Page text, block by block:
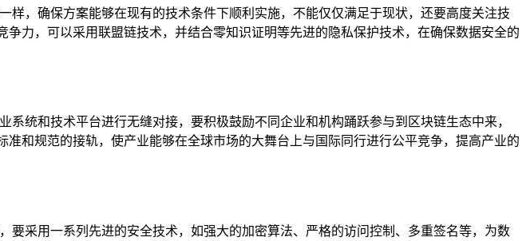
，确保方案能够在现有的技术条件下顺利实施，不能仅仅满足于现状，还要高度关注技
力，可以采用联盟链技术，并结合零知识证明等先进的隐私保护技术，在确保数据安全的
统和技术平台进行无缝对接，要积极鼓励不同企业和机构踊跃参与到区块链生态中来，
和规范的接轨，使产业能够在全球市场的大舞台上与国际同行进行公平竞争，提高产业的
采用一系列先进的安全技术，如强大的加密算法、严格的访问控制、多重签名等，为数